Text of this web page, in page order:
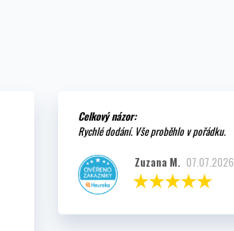
Celkový názor:
Rychlé dodání. Vše proběhlo v pořádku.
Zuzana M. 07.07.2026